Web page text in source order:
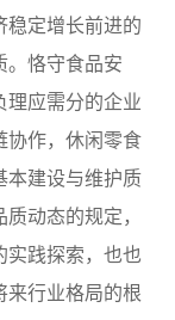
稳定增长前进的
。恪守食品安
理应需分的企业
协作，休闲零食
本建设与维护质
动态的规定，
实践探索，也也
来行业格局的根